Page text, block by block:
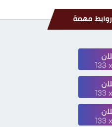
روابط مهمة